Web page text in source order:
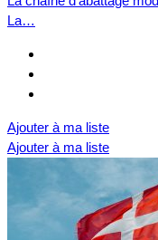
La…
Ajouter à ma liste
Ajouter à ma liste